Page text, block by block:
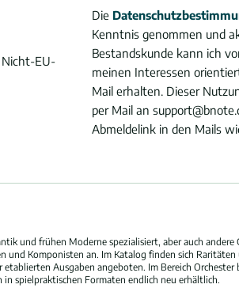
Nicht-EU-
Die
Kenntnis genommen und
Bestandskunde kann ich
meinen Interessen
Mail erhalten. Dieser
per Mail an
Abmeldelink in den Mails
und frühen Moderne spezialisiert, aber auch
und Komponisten an. Im Katalog finden sich
Ausgaben angeboten. Im Bereich
spielpraktischen Formaten endlich neu erhältlich.